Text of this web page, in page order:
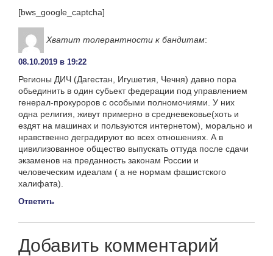
[bws_google_captcha]
Хватит толерантности к бандитам:
08.10.2019 в 19:22
Регионы ДИЧ (Дагестан, Игушетия, Чечня) давно пора
обьединить в один субьект федерации под управлением
генерал-прокуроров с особыми полномочиями. У них
одна религия, живут примерно в средневековье(хоть и
ездят на машинах и пользуются интернетом), морально и
нравственно деградируют во всех отношениях. А в
цивилизованное общество выпускать оттуда после сдачи
экзаменов на преданность законам России и
человеческим идеалам ( а не нормам фашистского
халифата).
Ответить
Добавить комментарий